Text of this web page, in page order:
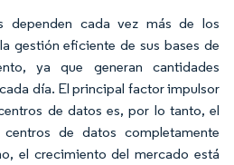
dependen cada vez más de los
gestión eficiente de sus bases de
ya que generan cantidades
día. El principal factor impulsor
de datos es, por lo tanto, el
de datos completamente
el crecimiento del mercado está